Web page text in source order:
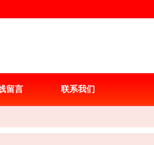
留言 联系我们